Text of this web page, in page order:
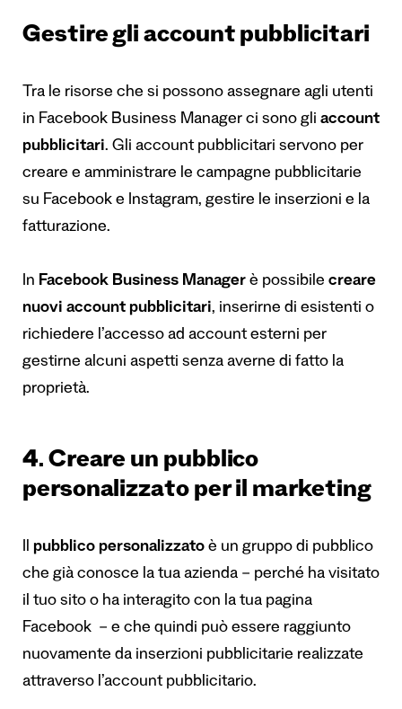
Gestire gli account pubblicitari
Tra le risorse che si possono assegnare agli utenti
in Facebook Business Manager ci sono gli account
pubblicitari. Gli account pubblicitari servono per
creare e amministrare le campagne pubblicitarie
su Facebook e Instagram, gestire le inserzioni e la
fatturazione.
In Facebook Business Manager è possibile creare
nuovi account pubblicitari, inserirne di esistenti o
richiedere l’accesso ad account esterni per
gestirne alcuni aspetti senza averne di fatto la
proprietà.
4. Creare un pubblico
personalizzato per il marketing
Il pubblico personalizzato è un gruppo di pubblico
che già conosce la tua azienda – perché ha visitato
il tuo sito o ha interagito con la tua pagina
Facebook – e che quindi può essere raggiunto
nuovamente da inserzioni pubblicitarie realizzate
attraverso l’account pubblicitario.